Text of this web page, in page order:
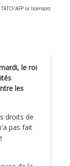
AFP or licensors
le roi
les
droits de
pas fait